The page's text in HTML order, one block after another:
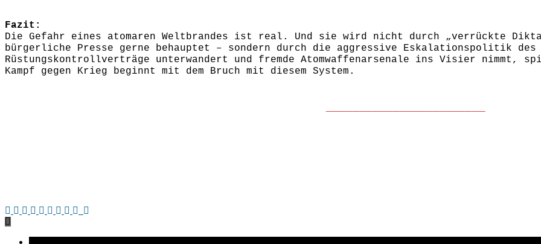
Fazit:
Die Gefahr eines atomaren Weltbrandes ist real. Und sie wird nicht durch „verrückte
bürgerliche Presse gerne behauptet – sondern durch die aggressive Eskalationspolitik
Rüstungskontrollverträge unterwandert und fremde Atomwaffenarsenale ins Visier nimmt,
Kampf gegen Krieg beginnt mit dem Bruch mit diesem System.